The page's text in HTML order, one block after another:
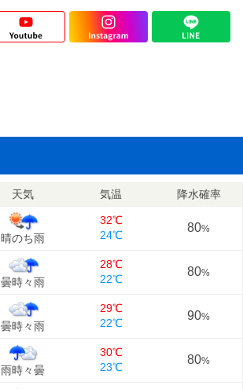
天気 気温 降水確率
晴のち雨
32℃
24℃
80%
曇時々雨
28℃
22℃
80%
曇時々雨
29℃
22℃
90%
雨時々曇
30℃
23℃
80%